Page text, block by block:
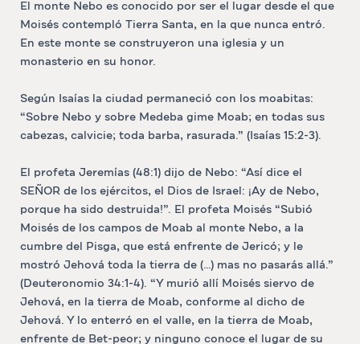
El monte Nebo es conocido por ser el lugar desde el que
Moisés contempló Tierra Santa, en la que nunca entró.
En este monte se construyeron una iglesia y un
monasterio en su honor.
Según Isaías la ciudad permaneció con los moabitas:
“Sobre Nebo y sobre Medeba gime Moab; en todas sus
cabezas, calvicie; toda barba, rasurada.” (Isaías 15:2-3).
El profeta Jeremías (48:1) dijo de Nebo: “Así dice el
SEÑOR de los ejércitos, el Dios de Israel: ¡Ay de Nebo,
porque ha sido destruida!”. El profeta Moisés “Subió
Moisés de los campos de Moab al monte Nebo, a la
cumbre del Pisga, que está enfrente de Jericó; y le
mostró Jehová toda la tierra de (…) mas no pasarás allá.”
(Deuteronomio 34:1-4). “Y murió allí Moisés siervo de
Jehová, en la tierra de Moab, conforme al dicho de
Jehová. Y lo enterró en el valle, en la tierra de Moab,
enfrente de Bet-peor; y ninguno conoce el lugar de su